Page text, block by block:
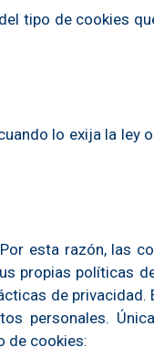
tipo de cookies
lo exija la ley
esta razón, las
propias políticas
de privacidad.
personales.
de cookies: